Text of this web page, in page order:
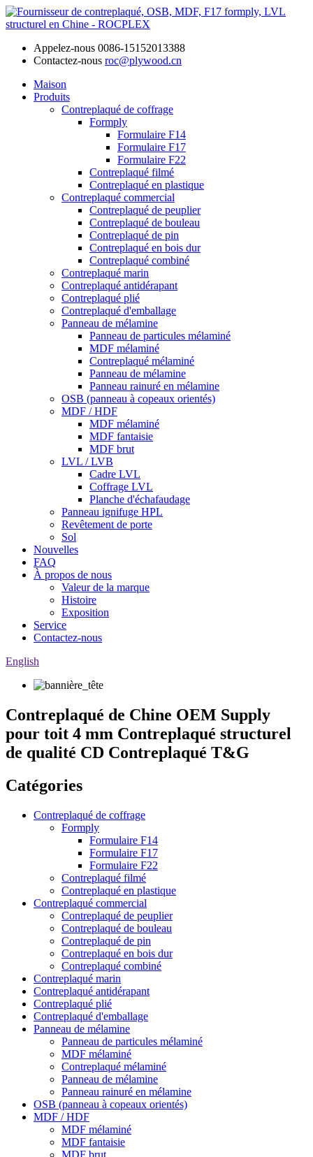
Appelez-nous 0086-15152013388
Contactez-nous roc@plywood.cn
Maison
Produits
Contreplaqué de coffrage
Formply
Formulaire F14
Formulaire F17
Formulaire F22
Contreplaqué filmé
Contreplaqué en plastique
Contreplaqué commercial
Contreplaqué de peuplier
Contreplaqué de bouleau
Contreplaqué de pin
Contreplaqué en bois dur
Contreplaqué combiné
Contreplaqué marin
Contreplaqué antidérapant
Contreplaqué plié
Contreplaqué d'emballage
Panneau de mélamine
Panneau de particules mélaminé
MDF mélaminé
Contreplaqué mélaminé
Panneau de mélamine
Panneau rainuré en mélamine
OSB (panneau à copeaux orientés)
MDF / HDF
MDF mélaminé
MDF fantaisie
MDF brut
LVL / LVB
Cadre LVL
Coffrage LVL
Planche d'échafaudage
Panneau ignifuge HPL
Revêtement de porte
Sol
Nouvelles
FAQ
À propos de nous
Valeur de la marque
Histoire
Exposition
Service
Contactez-nous
English
Contreplaqué de Chine OEM Supply
pour toit 4 mm Contreplaqué structurel
de qualité CD Contreplaqué T&G
Catégories
Contreplaqué de coffrage
Formply
Formulaire F14
Formulaire F17
Formulaire F22
Contreplaqué filmé
Contreplaqué en plastique
Contreplaqué commercial
Contreplaqué de peuplier
Contreplaqué de bouleau
Contreplaqué de pin
Contreplaqué en bois dur
Contreplaqué combiné
Contreplaqué marin
Contreplaqué antidérapant
Contreplaqué plié
Contreplaqué d'emballage
Panneau de mélamine
Panneau de particules mélaminé
MDF mélaminé
Contreplaqué mélaminé
Panneau de mélamine
Panneau rainuré en mélamine
OSB (panneau à copeaux orientés)
MDF / HDF
MDF mélaminé
MDF fantaisie
MDF brut